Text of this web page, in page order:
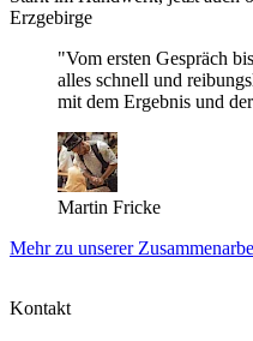
Erzgebirge
"Vom ersten Gespräch
alles schnell und
mit dem Ergebnis und
Martin Fricke
Mehr zu unserer
Kontakt